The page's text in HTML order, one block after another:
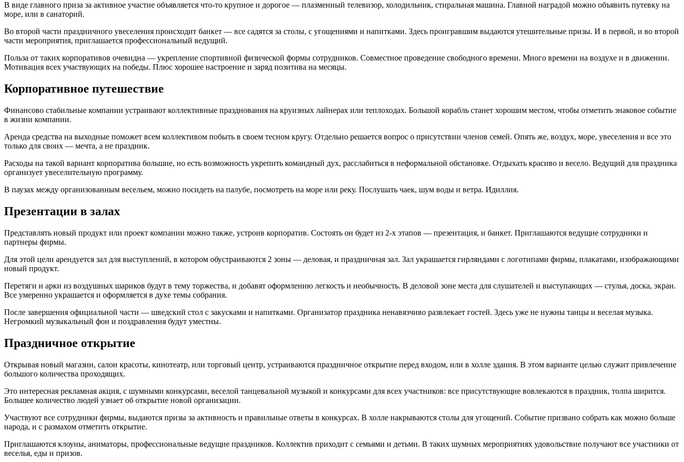
В виде главного приза за активное участие объявляется что-то крупное и дорогое — плазменный телевизор, холодильник, стиральная машина. Главной наградой можно объявить путевку на
море, или в санаторий.
Во второй части праздничного увеселения происходит банкет — все садятся за столы, с угощениями и напитками. Здесь проигравшим выдаются утешительные призы. И в первой, и во второй
части мероприятия, приглашается профессиональный ведущий.
Польза от таких корпоративов очевидна — укрепление спортивной физической формы сотрудников. Совместное проведение свободного времени. Много времени на воздухе и в движении.
Мотивация всех участвующих на победы. Плюс хорошее настроение и заряд позитива на месяцы.
Корпоративное путешествие
Финансово стабильные компании устраивают коллективные празднования на круизных лайнерах или теплоходах. Большой корабль станет хорошим местом, чтобы отметить знаковое событие
в жизни компании.
Аренда средства на выходные поможет всем коллективом побыть в своем тесном кругу. Отдельно решается вопрос о присутствии членов семей. Опять же, воздух, море, увеселения и все это
только для своих — мечта, а не праздник.
Расходы на такой вариант корпоратива большие, но есть возможность укрепить командный дух, расслабиться в неформальной обстановке. Отдыхать красиво и весело. Ведущий для праздника
организует увеселительную программу.
В паузах между организованным весельем, можно посидеть на палубе, посмотреть на море или реку. Послушать чаек, шум воды и ветра. Идиллия.
Презентации в залах
Представлять новый продукт или проект компании можно также, устроив корпоратив. Состоять он будет из 2-х этапов — презентация, и банкет. Приглашаются ведущие сотрудники и
партнеры фирмы.
Для этой цели арендуется зал для выступлений, в котором обустраиваются 2 зоны — деловая, и праздничная зал. Зал украшается гирляндами с логотипами фирмы, плакатами, изображающими
новый продукт.
Перетяги и арки из воздушных шариков будут в тему торжества, и добавят оформлению легкость и необычность. В деловой зоне места для слушателей и выступающих — стулья, доска, экран.
Все умеренно украшается и оформляется в духе темы собрания.
После завершения официальной части — шведский стол с закусками и напитками. Организатор праздника ненавязчиво развлекает гостей. Здесь уже не нужны танцы и веселая музыка.
Негромкий музыкальный фон и поздравления будут уместны.
Праздничное открытие
Открывая новый магазин, салон красоты, кинотеатр, или торговый центр, устраиваются праздничное открытие перед входом, или в холле здания. В этом варианте целью служит привлечение
большого количества проходящих.
Это интересная рекламная акция, с шумными конкурсами, веселой танцевальной музыкой и конкурсами для всех участников: все присутствующие вовлекаются в праздник, толпа ширится.
Большее количество людей узнает об открытие новой организации.
Участвуют все сотрудники фирмы, выдаются призы за активность и правильные ответы в конкурсах. В холле накрываются столы для угощений. Событие призвано собрать как можно больше
народа, и с размахом отметить открытие.
Приглашаются клоуны, аниматоры, профессиональные ведущие праздников. Коллектив приходит с семьями и детьми. В таких шумных мероприятиях удовольствие получают все участники от
веселья, еды и призов.